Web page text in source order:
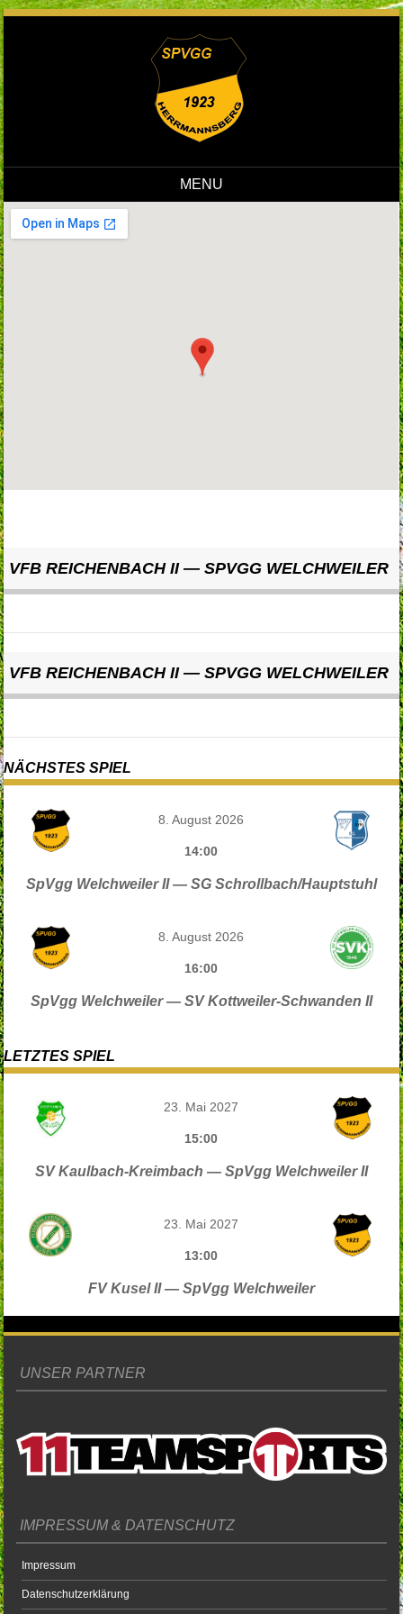
MENU
Skip to content
VFB REICHENBACH II — SPVGG WELCHWEILER
VFB REICHENBACH II — SPVGG WELCHWEILER
NÄCHSTES SPIEL
8. August 2026
14:00
SpVgg Welchweiler II — SG Schrollbach/Hauptstuhl
8. August 2026
16:00
SpVgg Welchweiler — SV Kottweiler-Schwanden II
LETZTES SPIEL
23. Mai 2027
15:00
SV Kaulbach-Kreimbach — SpVgg Welchweiler II
23. Mai 2027
13:00
FV Kusel II — SpVgg Welchweiler
UNSER PARTNER
IMPRESSUM & DATENSCHUTZ
Impressum
Datenschutzerklärung